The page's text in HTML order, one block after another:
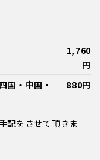
1,760
円
国・中国・
880円
配をさせて頂きま